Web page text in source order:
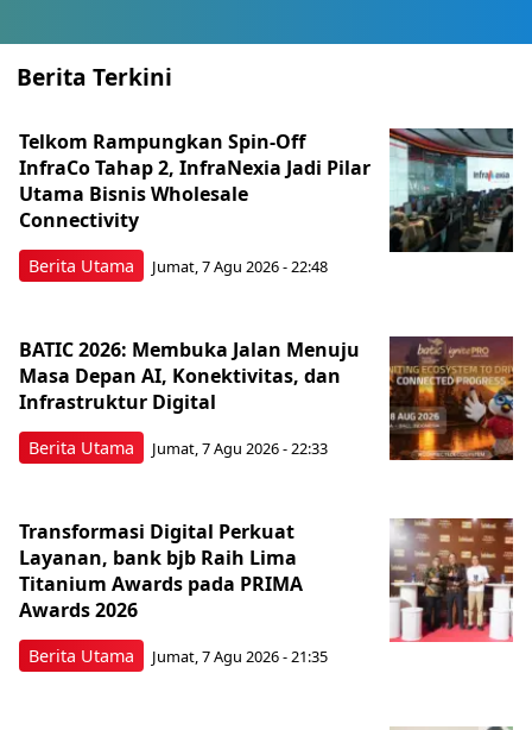
Berita Terkini
Berita Utama
Telkom Rampungkan Spin-Off
InfraCo Tahap 2, InfraNexia Jadi Pilar
Utama Bisnis Wholesale
Connectivity
Jumat, 7 Agu 2026 - 22:48
Berita Utama
BATIC 2026: Membuka Jalan Menuju
Masa Depan AI, Konektivitas, dan
Infrastruktur Digital
Jumat, 7 Agu 2026 - 22:33
Berita Utama
Transformasi Digital Perkuat
Layanan, bank bjb Raih Lima
Titanium Awards pada PRIMA
Awards 2026
Jumat, 7 Agu 2026 - 21:35